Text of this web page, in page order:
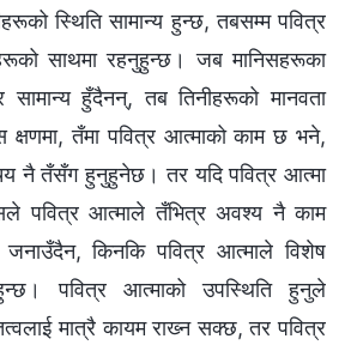
स्थिति सामान्य हुन्छ, तबसम्‍म पवित्र
साथमा रहनुहुन्छ। जब मानिसहरूका
सामान्य हुँदैनन्, तब तिनीहरूको मानवता
क्षणमा, तँमा पवित्र आत्माको काम छ भने,
नै तँसँग हुनुहुनेछ। तर यदि पवित्र आत्मा
पवित्र आत्माले तँभित्र अवश्य नै काम
किनकि पवित्र आत्माले विशेष
पवित्र आत्माको उपस्थिति हुनुले
मात्रै कायम राख्‍न सक्छ, तर पवित्र